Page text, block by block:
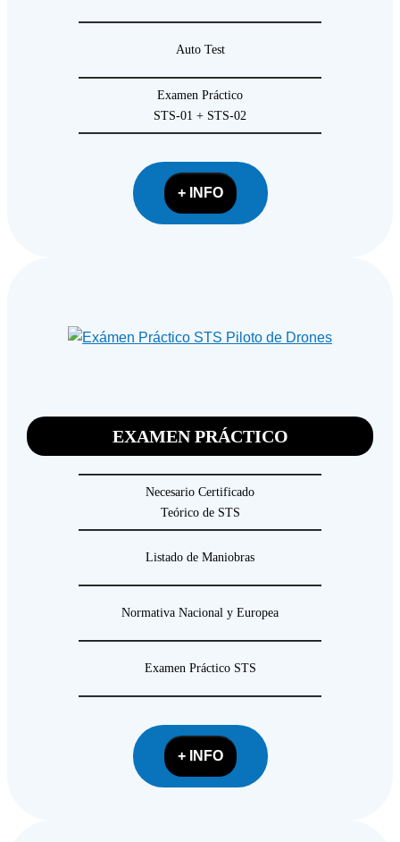
Auto Test
Examen Práctico
STS-01 + STS-02
+ INFO
EXAMEN PRÁCTICO
Necesario Certificado
Teórico de STS
Listado de Maniobras
Normativa Nacional y Europea
Examen Práctico STS
+ INFO